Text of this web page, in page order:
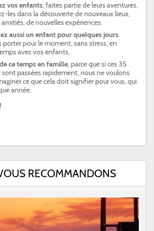
vos enfants, faites partie de leurs aventures,
les dans la découverte de nouveaux lieux,
de nouvelles expériences.
aussi un enfant pour quelques jours.
porter pour le moment, sans stress, en
avec vos enfants.
ce temps en famille, parce que si ces 35
sont passées rapidement, nous ne voulons
ce que cela doit signifier pour vous, qui
année.
RECOMMANDONS